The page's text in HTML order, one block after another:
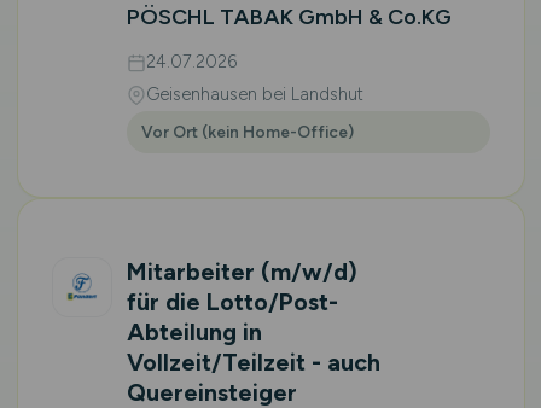
PÖSCHL TABAK GmbH & Co.KG
24.07.2026
Geisenhausen bei Landshut
Vor Ort (kein Home-Office)
Mitarbeiter (m/w/d)
für die Lotto/Post-
Abteilung in
Vollzeit/Teilzeit - auch
Quereinsteiger